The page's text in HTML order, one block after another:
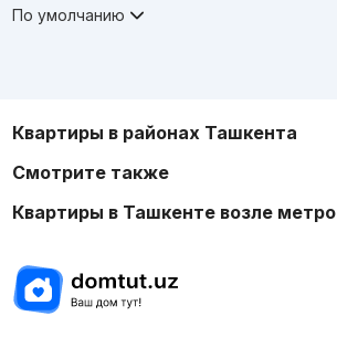
По умолчанию
Квартиры в районах Ташкента
Смотрите также
Квартиры в Ташкенте возле метро